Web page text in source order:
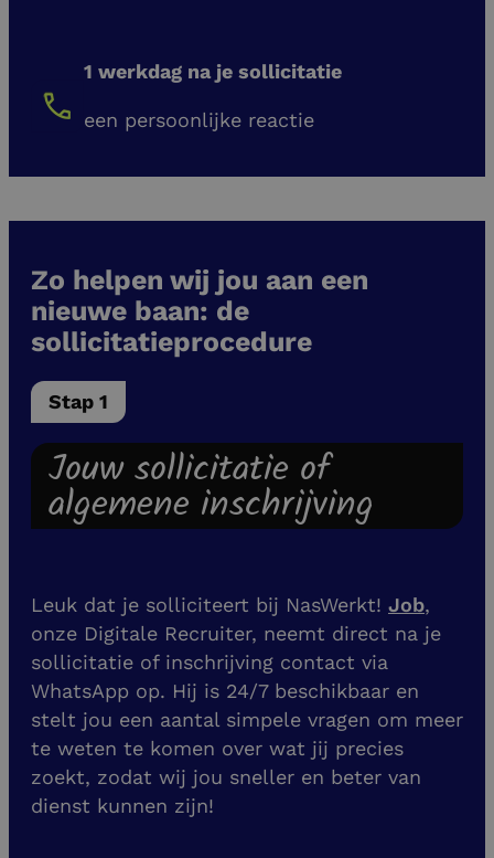
1 werkdag na je sollicitatie
een persoonlijke reactie
Zo helpen wij jou aan een
nieuwe baan: de
sollicitatieprocedure
Stap 1
Jouw sollicitatie of
algemene inschrijving
Leuk dat je solliciteert bij NasWerkt! Job,
onze Digitale Recruiter, neemt direct na je
sollicitatie of inschrijving contact via
WhatsApp op. Hij is 24/7 beschikbaar en
stelt jou een aantal simpele vragen om meer
te weten te komen over wat jij precies
zoekt, zodat wij jou sneller en beter van
dienst kunnen zijn!